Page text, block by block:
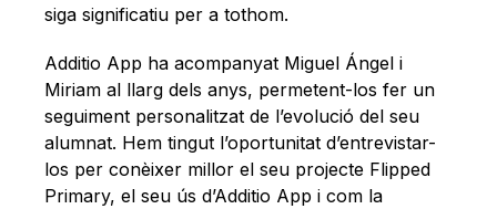
siga significatiu per a tothom.
Additio App ha acompanyat Miguel Ángel i
Miriam al llarg dels anys, permetent-los fer un
seguiment personalitzat de l’evolució del seu
alumnat. Hem tingut l’oportunitat d’entrevistar-
los per conèixer millor el seu projecte Flipped
Primary, el seu ús d’Additio App i com la